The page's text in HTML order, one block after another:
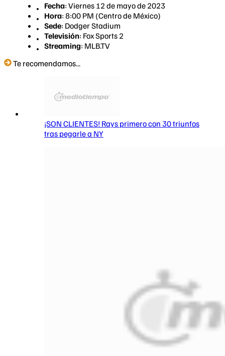
Fecha: Viernes 12 de mayo de 2023
Hora: 8:00 PM (Centro de México)
Sede: Dodger Stadium
Televisión: Fox Sports 2
Streaming: MLB.TV
Te recomendamos...
¡SON CLIENTES! Rays primero con 30 triunfos
tras pegarle a NY